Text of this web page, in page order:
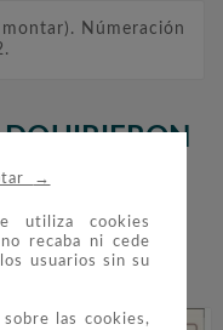
→
utiliza cookies
recaba ni cede
usuarios sin su
las cookies,
Númeración
TAMBIÉN